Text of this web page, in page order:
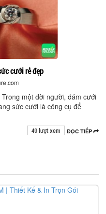
cưới rẻ đẹp
một đời người, đám cưới
sức cưới là công cụ để
ĐỌC TIẾP
49 lượt xem